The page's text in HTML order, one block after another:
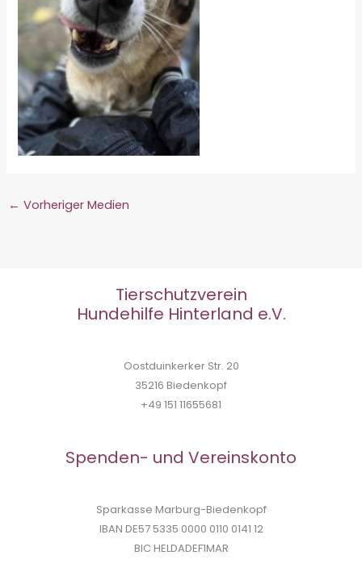
← Vorheriger Medien
Tierschutzverein
Hundehilfe Hinterland e.V.
Oostduinkerker Str. 20
35216 Biedenkopf
+49 151 11655681
Spenden- und Vereinskonto
Sparkasse Marburg-Biedenkopf
IBAN DE57 5335 0000 0110 0141 12
BIC HELDADEF1MAR